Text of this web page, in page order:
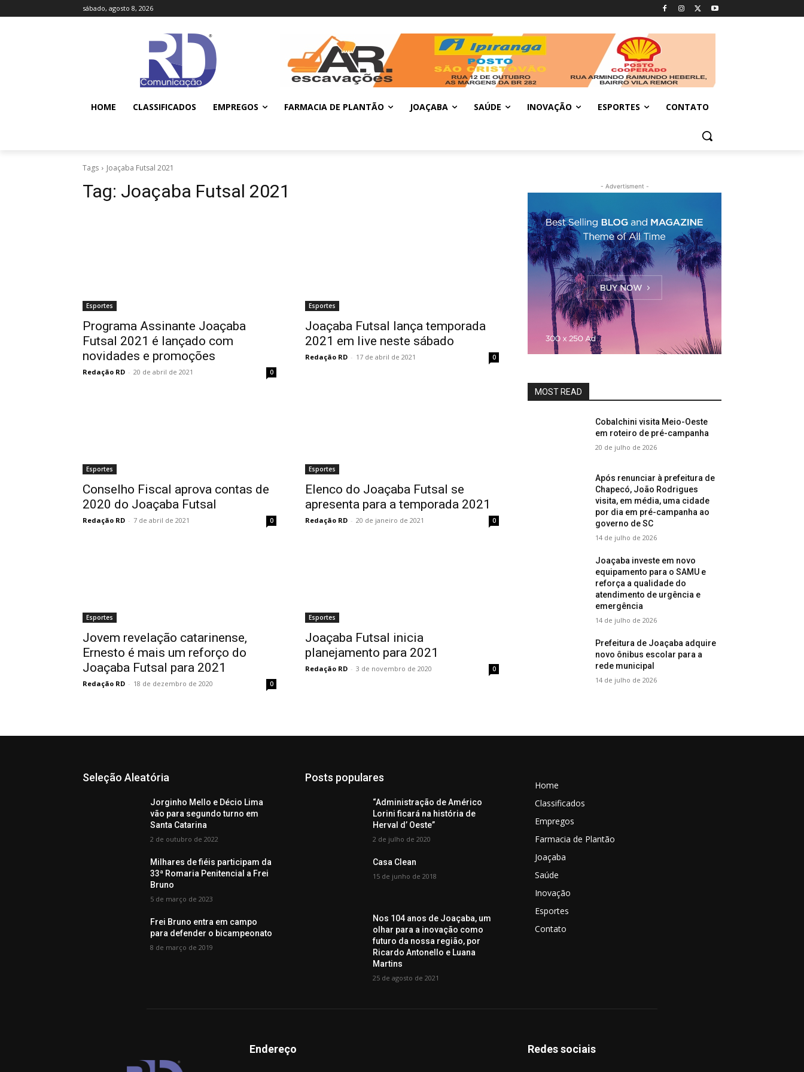
sábado, agosto 8, 2026
HOME CLASSIFICADOS EMPREGOS FARMACIA DE PLANTÃO JOAÇABA SAÚDE INOVAÇÃO ESPORTES CONTATO
Tags Joaçaba Futsal 2021
Tag: Joaçaba Futsal 2021
Esportes
Programa Assinante Joaçaba
Futsal 2021 é lançado com
novidades e promoções
Redação RD - 20 de abril de 2021 0
Esportes
Joaçaba Futsal lança temporada
2021 em live neste sábado
Redação RD - 17 de abril de 2021 0
Esportes
Conselho Fiscal aprova contas de
2020 do Joaçaba Futsal
Redação RD - 7 de abril de 2021 0
Esportes
Elenco do Joaçaba Futsal se
apresenta para a temporada 2021
Redação RD - 20 de janeiro de 2021 0
Esportes
Jovem revelação catarinense,
Ernesto é mais um reforço do
Joaçaba Futsal para 2021
Redação RD - 18 de dezembro de 2020 0
Esportes
Joaçaba Futsal inicia
planejamento para 2021
Redação RD - 3 de novembro de 2020 0
- Advertisment -
MOST READ
Cobalchini visita Meio-Oeste
em roteiro de pré-campanha
20 de julho de 2026
Após renunciar à prefeitura de
Chapecó, João Rodrigues
visita, em média, uma cidade
por dia em pré-campanha ao
governo de SC
14 de julho de 2026
Joaçaba investe em novo
equipamento para o SAMU e
reforça a qualidade do
atendimento de urgência e
emergência
14 de julho de 2026
Prefeitura de Joaçaba adquire
novo ônibus escolar para a
rede municipal
14 de julho de 2026
Seleção Aleatória
Jorginho Mello e Décio Lima
vão para segundo turno em
Santa Catarina
2 de outubro de 2022
Milhares de fiéis participam da
33ª Romaria Penitencial a Frei
Bruno
5 de março de 2023
Frei Bruno entra em campo
para defender o bicampeonato
8 de março de 2019
Posts populares
“Administração de Américo
Lorini ficará na história de
Herval d’ Oeste”
2 de julho de 2020
Casa Clean
15 de junho de 2018
Nos 104 anos de Joaçaba, um
olhar para a inovação como
futuro da nossa região, por
Ricardo Antonello e Luana
Martins
25 de agosto de 2021
Home
Classificados
Empregos
Farmacia de Plantão
Joaçaba
Saúde
Inovação
Esportes
Contato
Endereço Redes sociais